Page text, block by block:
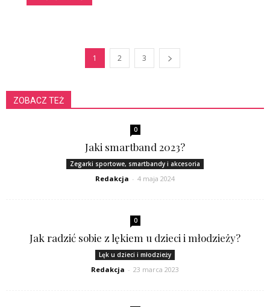
1 2 3
ZOBACZ TEŻ
0
Jaki smartband 2023?
Zegarki sportowe, smartbandy i akcesoria
Redakcja - 4 maja 2024
0
Jak radzić sobie z lękiem u dzieci i młodzieży?
Lęk u dzieci i młodzieży
Redakcja - 23 marca 2023